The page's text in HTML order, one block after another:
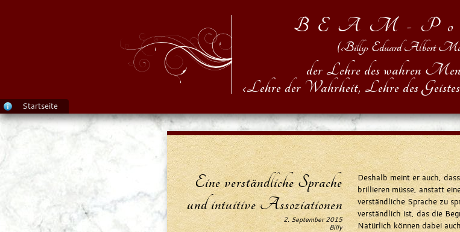
BEAM-
(‹Billy› Eduard Albert
der Lehre des wahren
‹Lehre der Wahrheit, Lehre des
Startseite
Eine verständliche Sprache
und intuitive Assoziationen
2. September 2015
Billy
Deshalb meint er auch,
brillieren müsse, anstatt
verständliche Sprache zu
verständlich ist, das die
Natürlich können dabei